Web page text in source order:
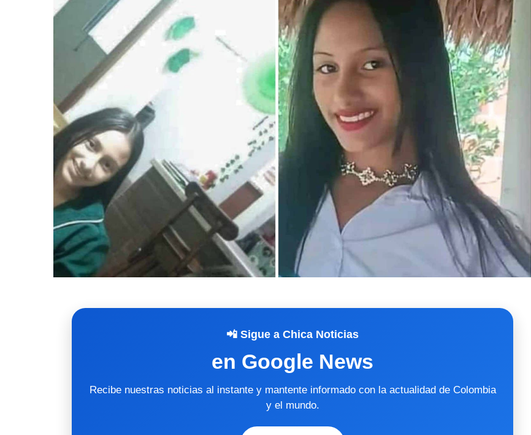
📲 Sigue a Chica Noticias
en Google News
Recibe nuestras noticias al instante y mantente informado con la actualidad de Colombia
y el mundo.